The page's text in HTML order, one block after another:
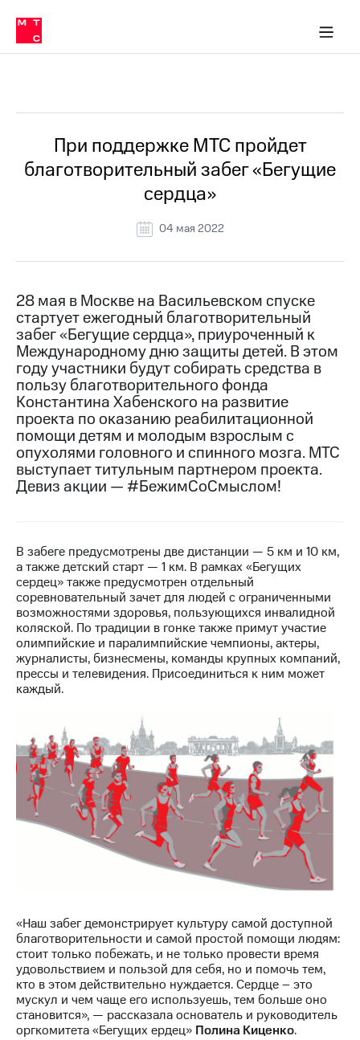
Медиа-центр
и акционерам
Устойчивое развитие
Комплаенс и деловая этика
компании
Карьера
История
компании
информация
Контакты
Медиа-центр
Пресс-
релизы
МТС
о технологиях
Достижения
Интервью
Финансовая
Новости
в
регионе
и акционерам
Корпоративное
управление
информации
Информация
акционерам
Документы
ПАО
"МТС"
Собрания
акционеров
капитал
Контроль
и
аудит
Рынок
акций
Описание
в МТС
Пресс-
релизы
о технологиях
При поддержке МТС пройдет
благотворительный забег «Бегущие
сердца»
04 мая 2022
28 мая в Москве на Васильевском спуске
стартует ежегодный благотворительный
забег «Бегущие сердца», приуроченный к
Международному дню защиты детей. В этом
году участники будут собирать средства в
пользу благотворительного фонда
Константина Хабенского на развитие
проекта по оказанию реабилитационной
помощи детям и молодым взрослым с
опухолями головного и спинного мозга. МТС
выступает титульным партнером проекта.
Девиз акции — #БежимСоСмыслом!
В забеге предусмотрены две дистанции — 5 км и 10 км,
а также детский старт — 1 км. В рамках «Бегущих
сердец» также предусмотрен отдельный
соревновательный зачет для людей с ограниченными
возможностями здоровья, пользующихся инвалидной
коляской. По традиции в гонке также примут участие
олимпийские и паралимпийские чемпионы, актеры,
журналисты, бизнесмены, команды крупных компаний,
прессы и телевидения. Присоединиться к ним может
каждый.
«Наш забег демонстрирует культуру самой доступной
благотворительности и самой простой помощи людям:
стоит только побежать, и не только провести время
удовольствием и пользой для себя, но и помочь тем,
кто в этом действительно нуждается. Сердце – это
мускул и чем чаще его используешь, тем больше оно
становится», — рассказала основатель и руководитель
оргкомитета «Бегущих ердец» Полина Киценко.